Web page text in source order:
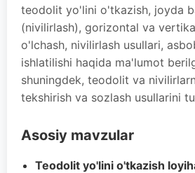
teodolit yo'lini o'tkazish, joyda
(nivilirlash), gorizontal va
o'lchash, nivilirlash usullari,
ishlatilishi haqida ma'lumot
shuningdek, teodolit va
tekshirish va sozlash usullarini
Asosiy mavzular
Teodolit yo'lini o'tkazish